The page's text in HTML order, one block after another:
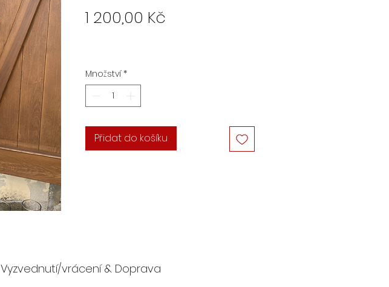
1 200,00 Kč
Množství *
Přidat do košíku
Vyzvednutí/vrácení & Doprava